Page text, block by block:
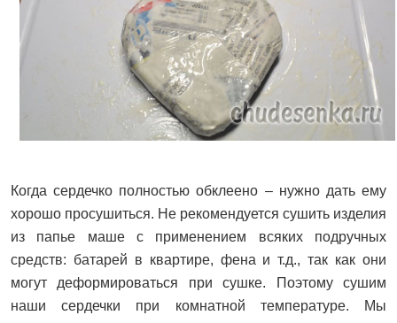
Когда сердечко полностью обклеено – нужно дать ему
хорошо просушиться. Не рекомендуется сушить изделия
из папье маше с применением всяких подручных
средств: батарей в квартире, фена и т.д., так как они
могут деформироваться при сушке. Поэтому сушим
наши сердечки при комнатной температуре. Мы